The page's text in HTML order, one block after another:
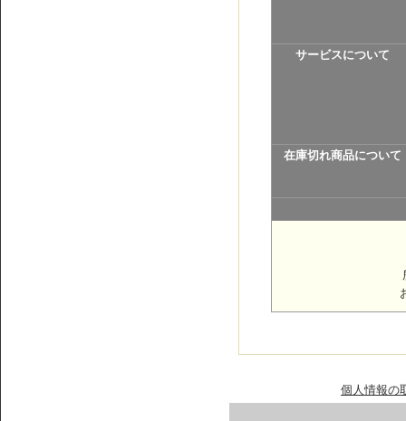
サービスについて
在庫切れ商品について
個人情報の